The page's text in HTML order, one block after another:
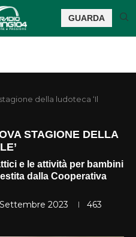
GUARDA
della ludoteca ‘Il
STAGIONE DELLA
e le attività per bambini
dalla Cooperativa
2023
463